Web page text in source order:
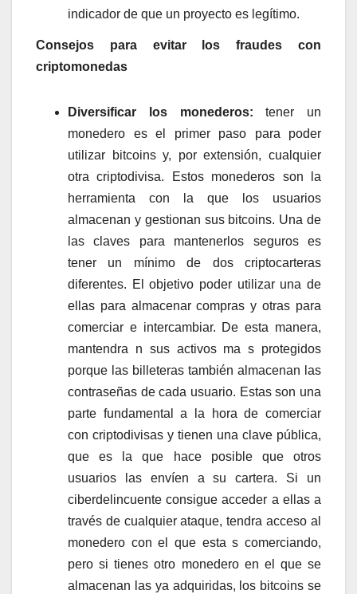
indicador de que un proyecto es legítimo.
Consejos para evitar los fraudes con
criptomonedas
Diversificar los monederos: tener un
monedero es el primer paso para poder
utilizar bitcoins y, por extensión, cualquier
otra criptodivisa. Estos monederos son la
herramienta con la que los usuarios
almacenan y gestionan sus bitcoins. Una de
las claves para mantenerlos seguros es
tener un mínimo de dos criptocarteras
diferentes. El objetivo poder utilizar una de
ellas para almacenar compras y otras para
comerciar e intercambiar. De esta manera,
mantendra n sus activos ma s protegidos
porque las billeteras también almacenan las
contraseñas de cada usuario. Estas son una
parte fundamental a la hora de comerciar
con criptodivisas y tienen una clave pública,
que es la que hace posible que otros
usuarios las envíen a su cartera. Si un
ciberdelincuente consigue acceder a ellas a
través de cualquier ataque, tendra acceso al
monedero con el que esta s comerciando,
pero si tienes otro monedero en el que se
almacenan las ya adquiridas, los bitcoins se